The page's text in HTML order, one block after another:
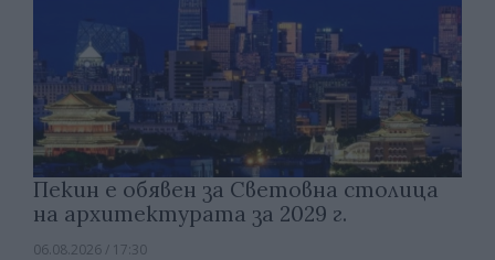
Пекин е обявен за Световна столица
на архитектурата за 2029 г.
06.08.2026 / 17:30